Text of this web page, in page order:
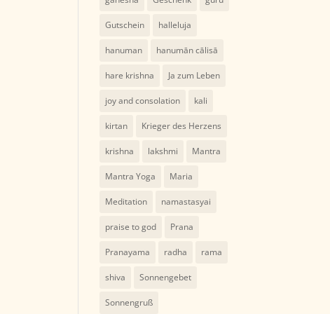
Gutschein halleluja
hanuman hanumān cālisā
hare krishna Ja zum Leben
joy and consolation kali
kirtan Krieger des Herzens
krishna lakshmi Mantra
Mantra Yoga Maria
Meditation namastasyai
praise to god Prana
Pranayama radha rama
shiva Sonnengebet
Sonnengruß